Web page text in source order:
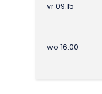
vr 09:15
wo 16:00